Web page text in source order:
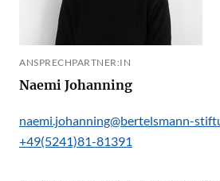
ANSPRECHPARTNER:IN
Naemi Johanning
naemi.johanning@bertelsmann-
+49(5241)81-81391